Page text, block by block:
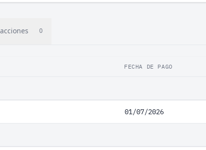
0
FECHA DE PAGO
01/07/2026